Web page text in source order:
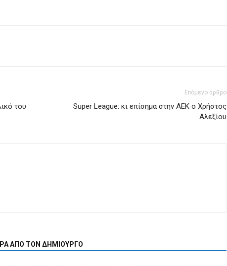
του
Επόμενο άρθρο
Super League: κι επίσημα στην ΑΕΚ ο Χρήστος
Αλεξίου
ΑΠΟ ΤΟΝ ΔΗΜΙΟΥΡΓΟ